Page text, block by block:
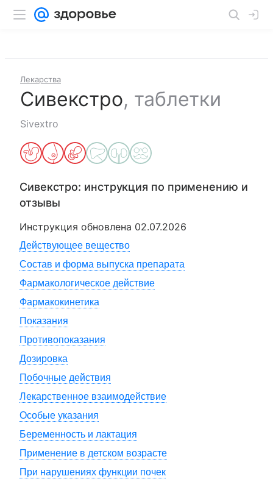
Лекарства
Сивекстро, таблетки
Sivextro
Сивекстро: инструкция по применению и
отзывы
Инструкция обновлена 02.07.2026
Действующее вещество
Состав и форма выпуска препарата
Фармакологическое действие
Фармакокинетика
Показания
Противопоказания
Дозировка
Побочные действия
Лекарственное взаимодействие
Особые указания
Беременность и лактация
Применение в детском возрасте
При нарушениях функции почек